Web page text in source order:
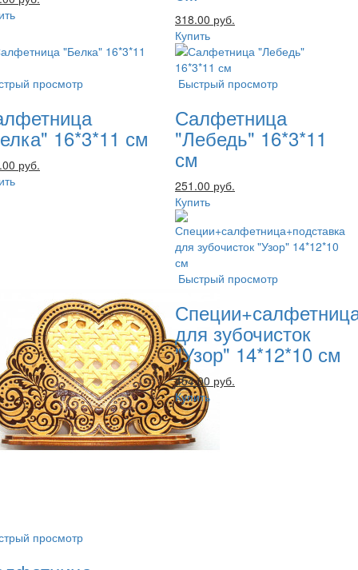
318.00 руб.
Купить
просмотр
16*3*11 см
руб.
Быстрый просмотр
Салфетница
"Лебедь" 16*3*11
см
251.00 руб.
Купить
просмотр
Быстрый просмотр
для зубочисток
"Узор" 14*12*10 см
454.00 руб.
Купить